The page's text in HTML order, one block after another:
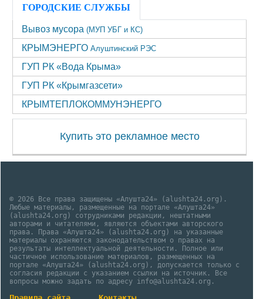
ГОРОДСКИЕ СЛУЖБЫ
Вывоз мусора (МУП УБГ и КС)
КРЫМЭНЕРГО Алуштинский РЭС
ГУП РК «Вода Крыма»
ГУП РК «Крымгазсети»
КРЫМТЕПЛОКОММУНЭНЕРГО
Купить это рекламное место
© 2026 Все права защищены «Алушта24» (alushta24.org).
Любые материалы, размещенные на портале «Алушта24»
(alushta24.org) сотрудниками редакции, нештатными
авторами и читателями, являются объектами авторского
права. Права «Алушта24» (alushta24.org) на указанные
материалы охраняются законодательством о правах на
результаты интеллектуальной деятельности. Полное или
частичное использование материалов, размещенных на
портале «Алушта24» (alushta24.org), допускается только с
согласия редакции с указанием ссылки на источник. Все
вопросы можно задать по адресу info@alushta24.org.